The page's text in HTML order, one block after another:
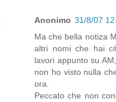
Anonimo 31/8/07
Ma che bella notiza
altri nomi che hai
lavori appunto su
non ho visto nulla
ora.
Peccato che non